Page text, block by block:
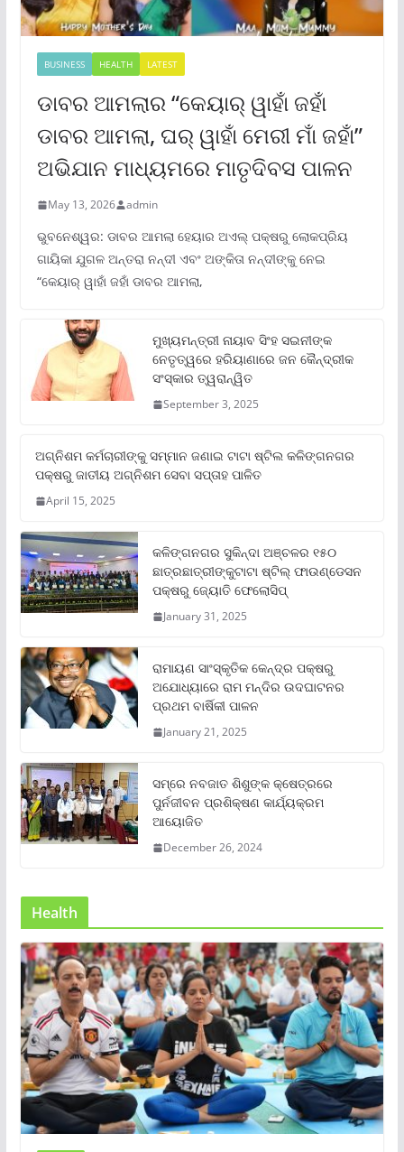
BUSINESS HEALTH LATEST
ଡାବର ଆମଲାର “କେୟାର୍ ୱାହାଁ ଜହାଁ
ଡାବର ଆମଲା, ଘର୍ ୱାହାଁ ମେରୀ ମାଁ ଜହାଁ”
ଅଭିଯାନ ମାଧ୍ୟମରେ ମାତୃଦିବସ ପାଳନ
May 13, 2026 admin
ଭୁବନେଶ୍ୱର: ଡାବର ଆମଲା ହେୟାର ଅଏଲ୍ ପକ୍ଷରୁ ଲୋକପ୍ରିୟ
ଗାୟିକା ଯୁଗଳ ଅନ୍ତରା ନନ୍ଦୀ ଏବଂ ଅଙ୍କିତା ନନ୍ଦୀଙ୍କୁ ନେଇ
“କେୟାର୍ ୱାହାଁ ଜହାଁ ଡାବର ଆମଲା,
ମୁଖ୍ୟମନ୍ତ୍ରୀ ନାୟାବ ସିଂହ ସଇନୀଙ୍କ
ନେତୃତ୍ୱରେ ହରିୟାଣାରେ ଜନ କୈନ୍ଦ୍ରୀକ
ସଂସ୍କାର ତ୍ୱରାନ୍ୱିତ
September 3, 2025
ଅଗ୍ନିଶମ କର୍ମଚାରୀଙ୍କୁ ସମ୍ମାନ ଜଣାଇ ଟାଟା ଷ୍ଟିଲ କଳିଙ୍ଗନଗର
ପକ୍ଷରୁ ଜାତୀୟ ଅଗ୍ନିଶମ ସେବା ସପ୍ତାହ ପାଳିତ
April 15, 2025
କଳିଙ୍ଗନଗର ସୁକିନ୍ଦା ଅଞ୍ଚଳର ୧୫୦
ଛାତ୍ରଛାତ୍ରୀଙ୍କୁଟାଟା ଷ୍ଟିଲ୍ ଫାଉଣ୍ଡେସନ
ପକ୍ଷରୁ ଜ୍ୟୋତି ଫେଲୋସିପ୍‌
January 31, 2025
ରାମାୟଣ ସାଂସ୍କୃତିକ କେନ୍ଦ୍ର ପକ୍ଷରୁ
ଅଯୋଧ୍ୟାରେ ରାମ ମନ୍ଦିର ଉଦଘାଟନର
ପ୍ରଥମ ବାର୍ଷିକୀ ପାଳନ
January 21, 2025
ସମ୍‌ରେ ନବଜାତ ଶିଶୁଙ୍କ କ୍ଷେତ୍ରରେ
ପୁର୍ନଜୀବନ ପ୍ରଶିକ୍ଷଣ କାର୍ଯ୍ୟକ୍ରମ
ଆୟୋଜିତ
December 26, 2024
Health